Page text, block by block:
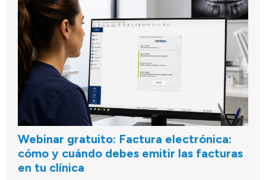
Webinar gratuito: Factura electrónica:
cómo y cuándo debes emitir las facturas
en tu clínica